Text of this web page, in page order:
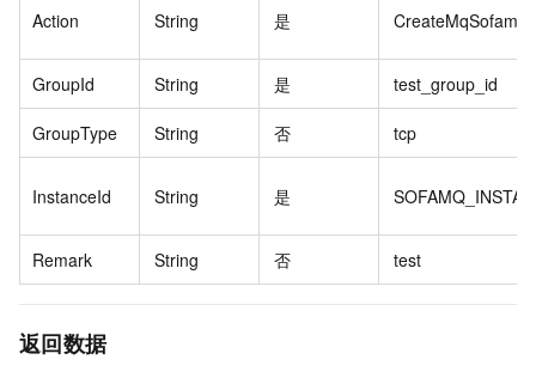
Action String 是
GroupId String 是 test_group_id
GroupType String 否 tcp
InstanceId String 是
Remark String 否 test
返回数据